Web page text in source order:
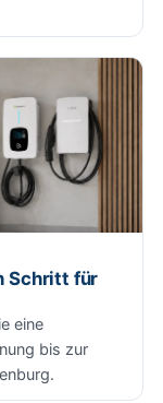
Schritt für
eine
bis zur